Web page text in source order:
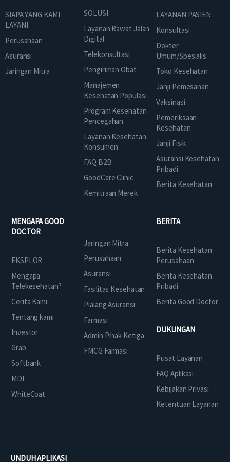
SIAPA YANG KAMI
LAYANI
Perusahaan
Asuransi
Jaringan Mitra
SOLUSI
Layanan Rawat Jalan
Digital
Telekonsultasi
Pengiriman Obat
Manajemen
Kesehatan Populasi
Program Kesehatan
Pencegahan
Layanan Kesehatan
Konsumen
FAQ B2B
GoodCare Clinic
Kemitraan Merek
LAYANAN PASIEN
Konsultasi
Dokter
Umum/Spesialis
Toko Kesehatan
Janji Pemesanan
Vaksinasi
Pemeriksaan
Kesehatan
Janji Fisik
Asuransi Kesehatan
Pribadi
Berita Kesehatan
MENGAPA GOOD
DOCTOR
EKSPLOR
Mengapa
Telekesehatan?
Cerita Kami
Tentang kami
Investor
Grab
Softbank
MDI
WhiteCoat
Jaringan Mitra
Perusahaan
Asuransi
Fasilitas Kesehatan
Pialang Asuransi
Farmasi
Admin Pihak Ketiga
FMCG Farmasi
BERITA
Berita Kesehatan
Perusahaan
Berita Kesehatan
Pribadi
Berita Good Doctor
DUKUNGAN
Pusat Layanan
FAQ Aplikasi
Kebijakan Privasi
Ketentuan Layanan
UNDUH APLIKASI